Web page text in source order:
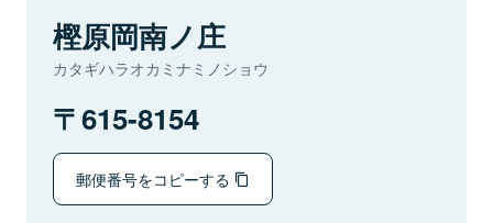
樫原岡南ノ庄
カタギハラオカミナミノショウ
615-8154
郵便番号をコピーする